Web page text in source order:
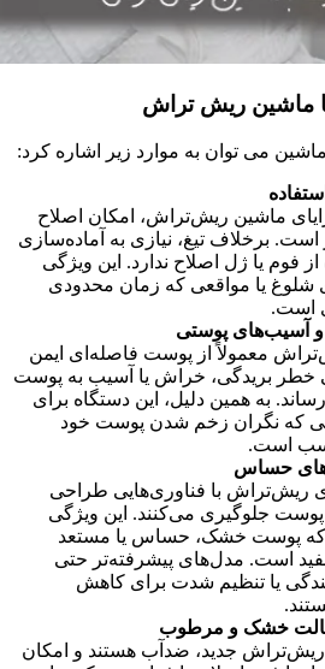
ماشین ریش‌ تراش
می توان به موارد زیر اشاره کرد:
ماشین ریش‌تراش، امکان اصلاح
برخلاف تیغ، نیازی به آماده‌سازی
فوم یا ژل اصلاح ندارد. این ویژگی
شلوغ یا مواقعی که زمان محدودی
است.
آسیب‌های پوستی
معمولاً از پوست فاصله‌ای ایمن
خطر بریدگی، خراش یا آسیب به پوست
به همین دلیل، این دستگاه برای
که نگران زخم شدن پوست خود
است.
حساس
ریش‌تراش با فناوری‌هایی طراحی
پوست جلوگیری می‌کنند. این ویژگی
که پوست خشک، حساس یا مستعد
است. مدل‌های پیشرفته‌تر حتی
یا تنظیم شدت برای کاهش
حالت خشک و مرطوب
جدید، ضدآب هستند و امکان